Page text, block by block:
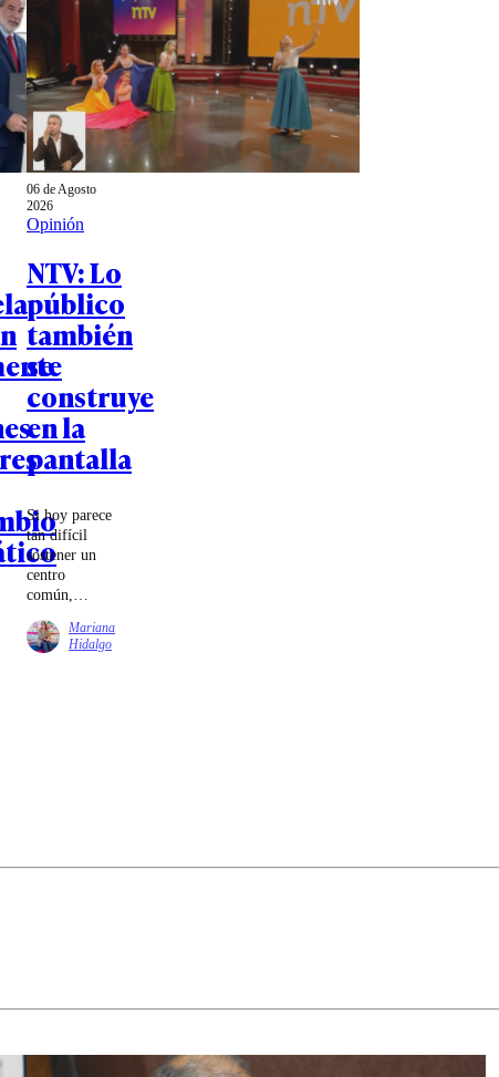
06 de Agosto
2026
Opinión
NTV: Lo
público
también
se
construye
en la
pantalla
Si hoy parece
tan difícil
sostener un
centro
común,
de la tarea
sea volver a
uno de esos
todavía es
pensar en
Mariana
Hidalgo